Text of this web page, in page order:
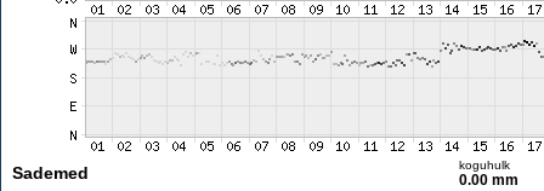
Sademed koguhulk
0.00 mm